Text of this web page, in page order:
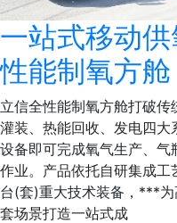
一站式移动
性能制氧方舱
立信全性能制氧方舱打破传
灌装、热能回收、发电四
设备即可完成氧气生产、
作业。产品依托自研集成
台(套)重大技术装备，***
套场景打造一站式成